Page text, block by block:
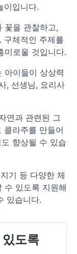
이입니다.
꽃을 관찰하고,
구체적인 주제를
미로울 것입니다.
아이들이 상상력
, 선생님, 요리사
연과 관련된 그
콜라주를 만들어
향상될 수 있습
기 등 다양한 체
수 있도록 지원해
있습니다.
있도록